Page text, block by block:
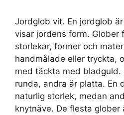
Jordglob vit. En jordglob
visar jordens form. Glober
storlekar, former och
handmålade eller tryckta,
med täckta med bladguld.
runda, andra är platta. En
naturlig storlek, medan
knytnäve. De flesta